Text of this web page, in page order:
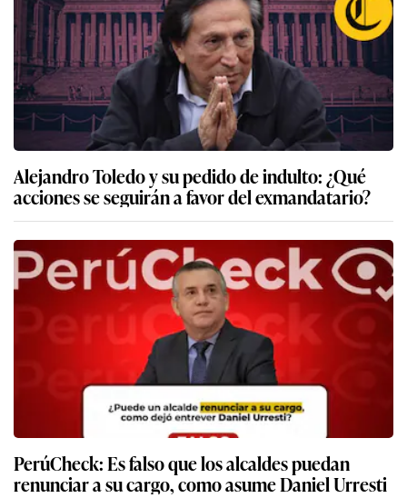
Alejandro Toledo y su pedido de indulto: ¿Qué
acciones se seguirán a favor del exmandatario?
PerúCheck: Es falso que los alcaldes puedan
renunciar a su cargo, como asume Daniel Urresti